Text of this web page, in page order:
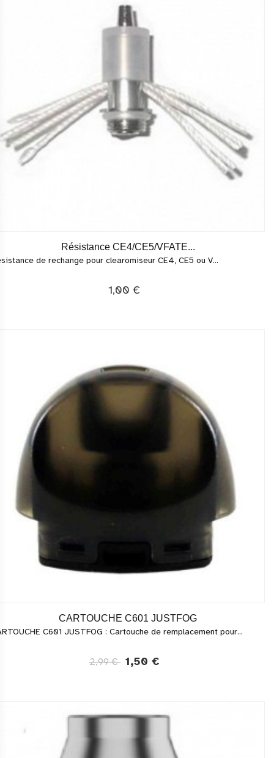
Résistance CE4/CE5/VFATE...
de rechange pour clearomiseur CE4, CE5 ou V...
1,00 €
CARTOUCHE C601 JUSTFOG
C601 JUSTFOG : Cartouche de remplacement pour...
2,99 € 1,50 €